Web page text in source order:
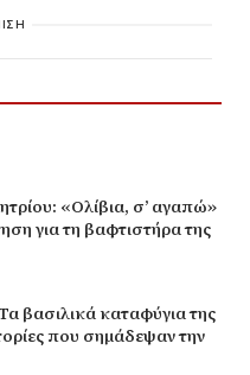
«Ολίβια, σ’ αγαπώ»
για τη βαφτιστήρα της
βασιλικά καταφύγια της
που σημάδεψαν την